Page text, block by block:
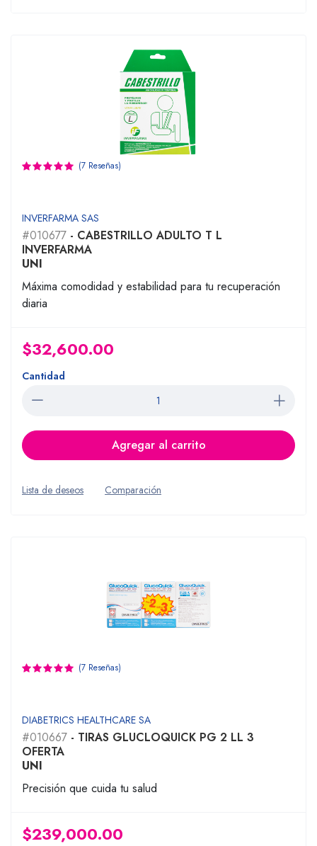
(7 Reseñas)
INVERFARMA SAS
#010677 - CABESTRILLO ADULTO T L
INVERFARMA
UNI
Máxima comodidad y estabilidad para tu recuperación
diaria
$32,600.00
Cantidad
Agregar al carrito
Lista de deseos Comparación
(7 Reseñas)
DIABETRICS HEALTHCARE SA
#010667 - TIRAS GLUCLOQUICK PG 2 LL 3
OFERTA
UNI
Precisión que cuida tu salud
$239,000.00